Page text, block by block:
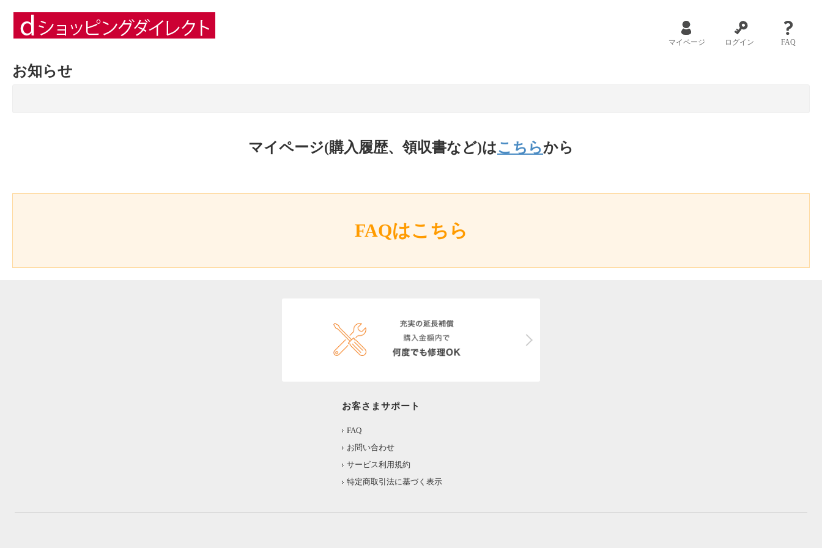
マイページ ログイン FAQ
お知らせ
マイページ(購入履歴、領収書など)はこちらから
FAQはこちら
お客さまサポート
FAQ
お問い合わせ
サービス利用規約
特定商取引法に基づく表示